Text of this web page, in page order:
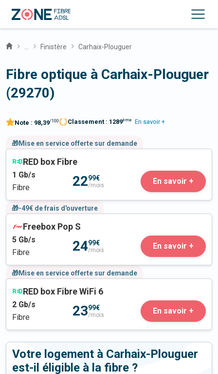
Finistère Carhaix-Plouguer
Fibre optique à Carhaix-Plouguer
(29270)
Note : 98,39/100 Classement : 1289ème En savoir +
🎁Mise en service offerte sur demande
RED box Fibre
1 Gb/s
Fibre
2299€
/mois En savoir +
🎁-49€ de frais d'ouverture
Freebox Pop S
5 Gb/s
Fibre
2499€
/mois En savoir +
🎁Mise en service offerte sur demande
RED box Fibre WiFi 6
2 Gb/s
Fibre
2399€
/mois En savoir +
Votre logement à Carhaix-Plouguer
est-il éligible à la fibre ?